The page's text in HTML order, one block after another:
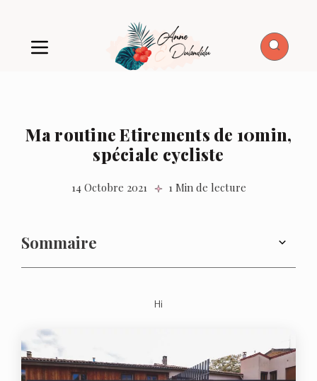
Ma routine Etirements de 10min,
spéciale cycliste
14 Octobre 2021 1 Min de lecture
Sommaire
Hi